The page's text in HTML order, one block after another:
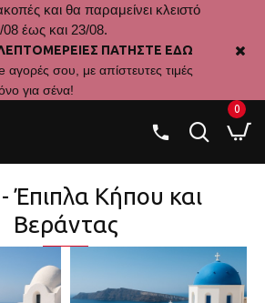
και θα παραμείνει κλειστό
έως και 23/08.
ΠΑΤΗΣΤΕ ΕΔΩ
αγορές σου, με απίστευτες τιμές
για σένα!
0
Έπιπλα Κήπου και
Βεράντας